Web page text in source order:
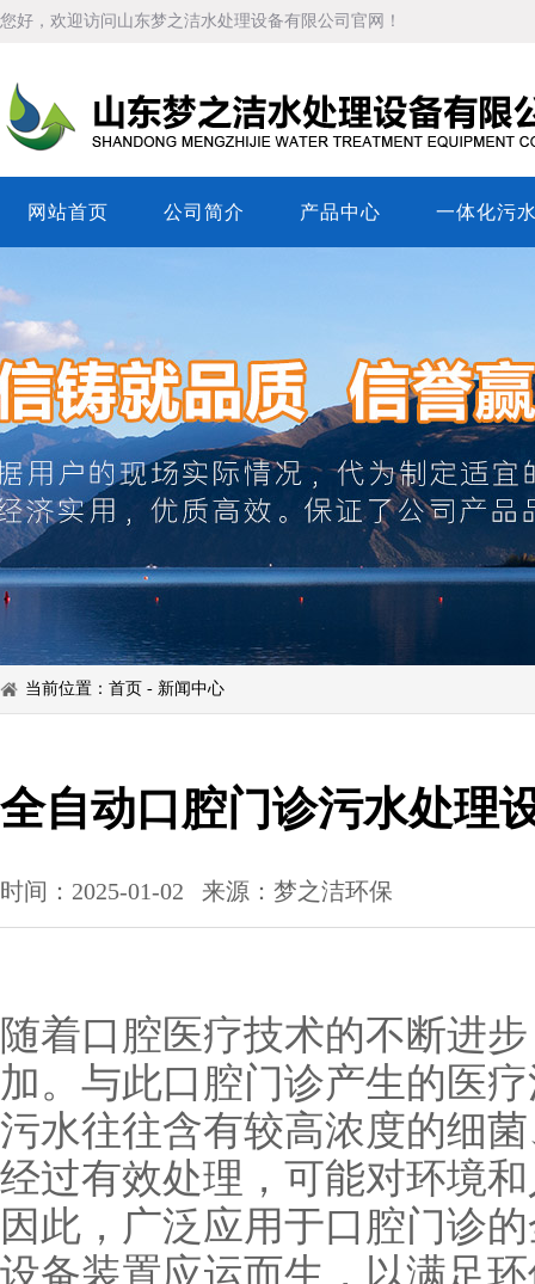
您好，欢迎访问山东梦之洁水处理设备有限公司官网！
网站首页 公司简介 产品中心 一体化污
当前位置： 首页 - 新闻中心
全自动口腔门诊污水处理
时间：2025-01-02 来源：梦之洁环保
随着口腔医疗技术的不断进
加。与此口腔门诊产生的医
污水往往含有较高浓度的细
经过有效处理，可能对环境
因此，广泛应用于口腔门诊
设备装置应运而生，以满足